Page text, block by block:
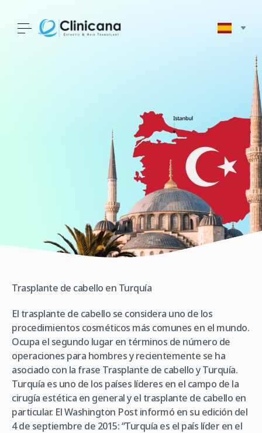
Trasplante de cabello en Turquía
El trasplante de cabello se considera uno de los
procedimientos cosméticos más comunes en el mundo.
Ocupa el segundo lugar en términos de número de
operaciones para hombres y recientemente se ha
asociado con la frase Trasplante de cabello y Turquía.
Turquía es uno de los países líderes en el campo de la
cirugía estética en general y el trasplante de cabello en
particular. El Washington Post informó en su edición del
4 de septiembre de 2015: “Turquía es el país líder en el